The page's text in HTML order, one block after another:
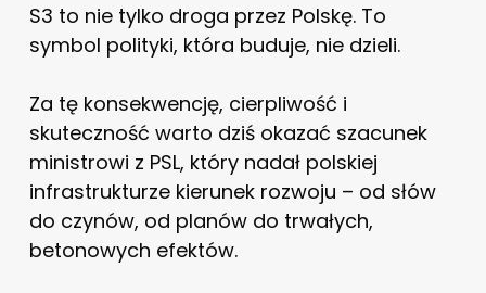
S3 to nie tylko droga przez Polskę. To
symbol polityki, która buduje, nie dzieli.
Za tę konsekwencję, cierpliwość i
skuteczność warto dziś okazać szacunek
ministrowi z PSL, który nadał polskiej
infrastrukturze kierunek rozwoju – od słów
do czynów, od planów do trwałych,
betonowych efektów.